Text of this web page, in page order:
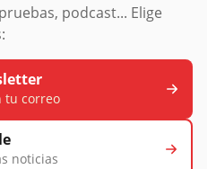
podcast... Elige
tu correo
noticias